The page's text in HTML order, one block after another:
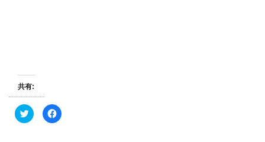
共有:
ク
リ
F
a